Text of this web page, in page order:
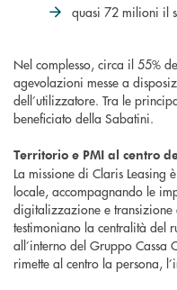
quasi 72 milioni il
Nel complesso, circa il 55%
agevolazioni messe a
dell’utilizzatore. Tra le
beneficiato della Sabatini.
Territorio e PMI al centro
La missione di Claris Leasing
locale, accompagnando le
digitalizzazione e
testimoniano la centralità del
all’interno del Gruppo Cassa
rimette al centro la persona,